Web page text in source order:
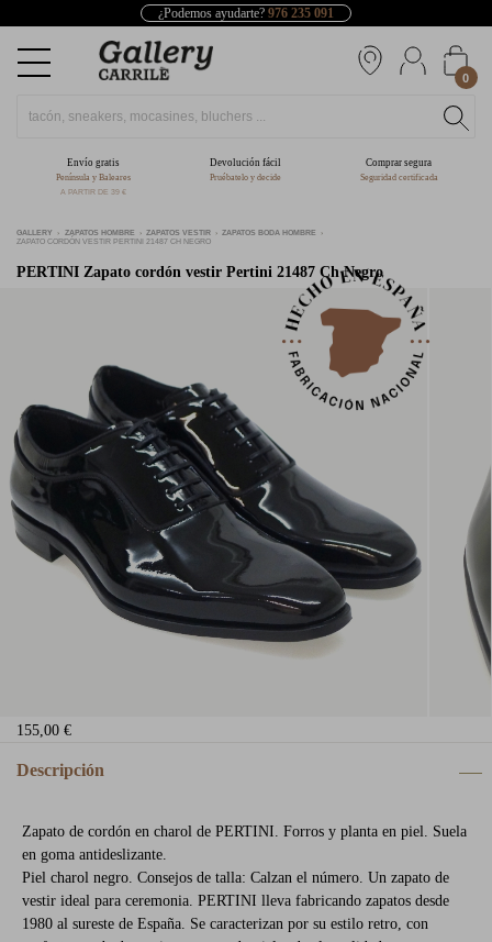
¿Podemos ayudarte? 976 235 091
0
Envío gratis
Península y Baleares
A PARTIR DE 39 €
Devolución fácil
Pruébatelo y decide
Comprar segura
Seguridad certificada
GALLERY ZAPATOS HOMBRE ZAPATOS VESTIR
ZAPATOS BODA HOMBRE
ZAPATO CORDÓN VESTIR PERTINI 21487 CH NEGRO
PERTINI Zapato cordón vestir Pertini 21487 Ch Negro
155,00 €
Descripción
Zapato de cordón en charol de PERTINI. Forros y planta en piel. Suela
en goma antideslizante.
Piel charol negro. Consejos de talla: Calzan el número. Un zapato de
vestir ideal para ceremonia. PERTINI lleva fabricando zapatos desde
1980 al sureste de España. Se caracterizan por su estilo retro, con